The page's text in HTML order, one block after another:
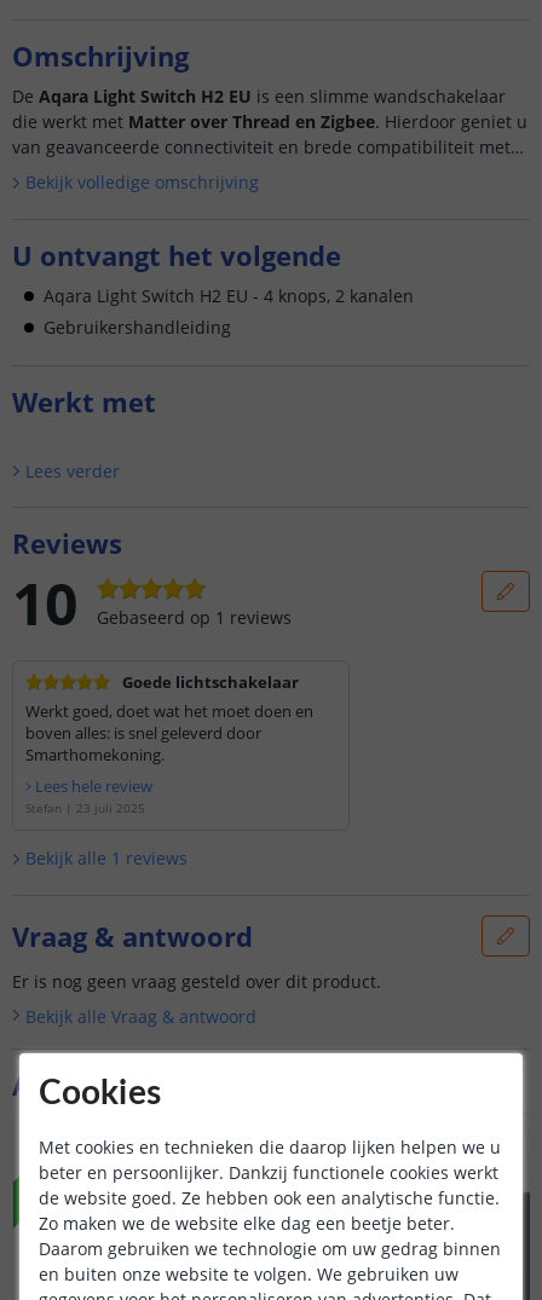
Omschrijving
De Aqara Light Switch H2 EU is een slimme wandschakelaar
die werkt met Matter over Thread en Zigbee. Hierdoor geniet u
van geavanceerde connectiviteit en brede compatibiliteit met
smart home-ecosystemen....
Bekijk volledige omschrijving
U ontvangt het volgende
Aqara Light Switch H2 EU - 4 knops, 2 kanalen
Gebruikershandleiding
Werkt met
Lees verder
Aanvullende producten
NIEUW NIEUW
Reviews
10 Gebaseerd op 1 reviews
Goede lichtschakelaar
Werkt goed, doet wat het moet doen en
boven alles: is snel geleverd door
Smarthomekoning.
Lees hele review
Stefan | 23 juli 2025
Bekijk alle 1 reviews
Vraag & antwoord
Er is nog geen vraag gesteld over dit product.
Bekijk alle Vraag & antwoord
Cookies
Met cookies en technieken die daarop lijken helpen we u
beter en persoonlijker. Dankzij functionele cookies werkt
de website goed. Ze hebben ook een analytische functie.
Zo maken we de website elke dag een beetje beter.
Daarom gebruiken we technologie om uw gedrag binnen
en buiten onze website te volgen. We gebruiken uw